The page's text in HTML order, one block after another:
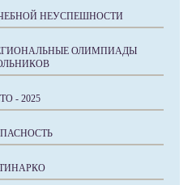
НЕУСПЕШНОСТИ
ОЛИМПИАДЫ
- 2025